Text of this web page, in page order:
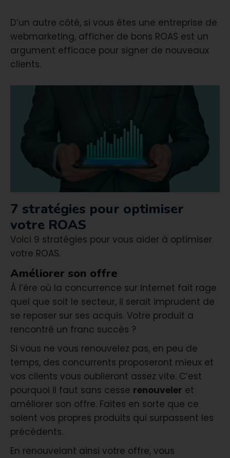
D’un autre côté, si vous êtes une entreprise de
webmarketing, afficher de bons ROAS est un
argument efficace pour signer de nouveaux
clients.
7 stratégies pour optimiser
votre ROAS
Voici 9 stratégies pour vous aider à optimiser
votre ROAS.
Améliorer son offre
À l’ère où la concurrence sur Internet fait rage
quel que soit le secteur, il serait imprudent de
se reposer sur ses acquis. Votre produit a
rencontré un franc succès ?
Si vous ne vous renouvelez pas, en peu de
temps, des concurrents proposeront mieux et
vos clients vous oublieront assez vite. C’est
pourquoi il faut sans cesse renouveler et
améliorer son offre. Faites en sorte que ce
soient vos propres produits qui surpassent les
précédents.
En renouvelant ainsi votre offre, vous